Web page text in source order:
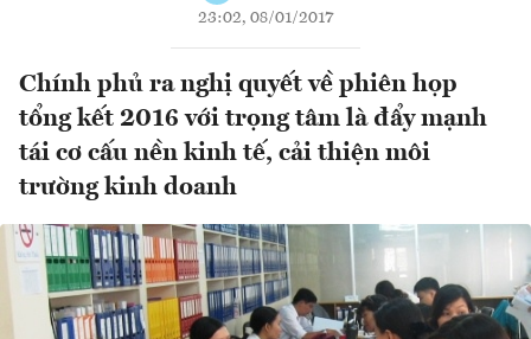
23:02, 08/01/2017
Chính phủ ra nghị quyết về phiên họp
tổng kết 2016 với trọng tâm là đẩy mạnh
tái cơ cấu nền kinh tế, cải thiện môi
trường kinh doanh